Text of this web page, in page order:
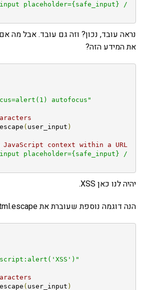
placeholder={safe_input} /
נראה עובד, נכון? וזה גם עובד. אבל מה
את המידע הזה?
autofocus"
escape ( user_input )
context within a URL
placeholder={safe_input} /
יהיה לנו כאן XSS.
הנה דוגמה נוספת שעוברת את html.escape
escape ( user_input )